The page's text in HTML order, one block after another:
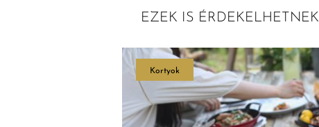
EZEK IS ÉRDEKELHETNEK
Kortyok